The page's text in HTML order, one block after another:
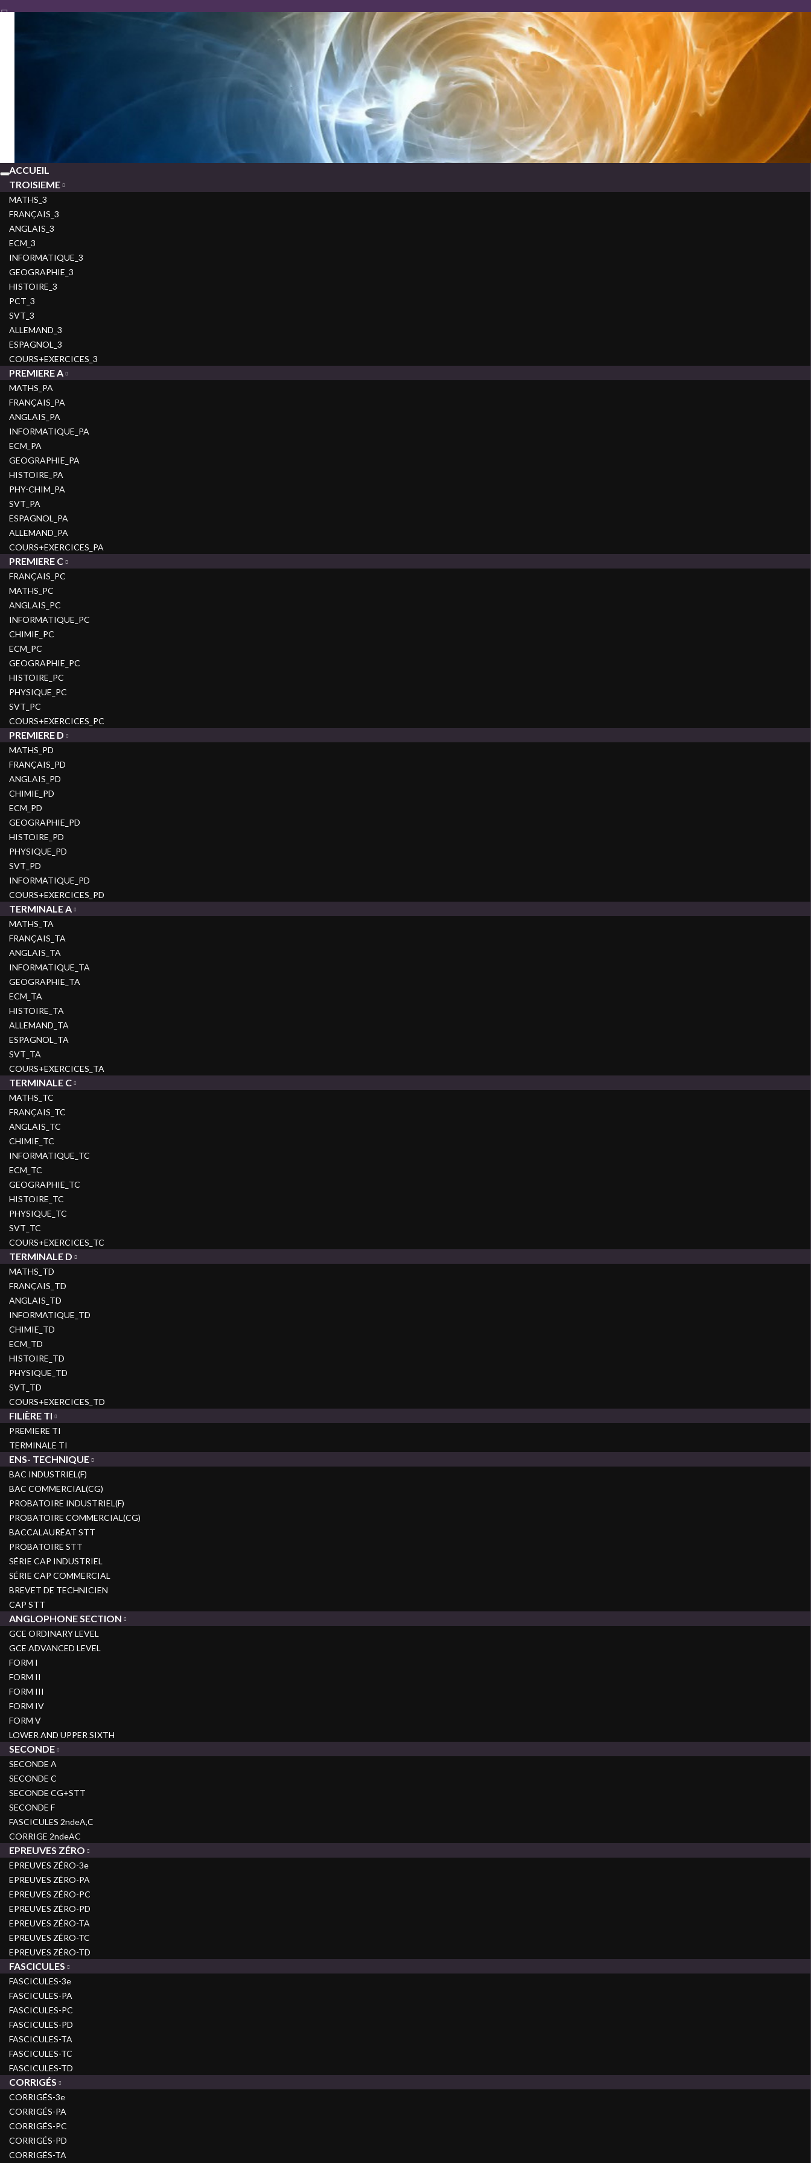
Toggle
navigation
SUJETEXA
SITEWEB D'EPREUVES POUR LYCEES ET COLLEGES D'ENSEIGNEMENT GENERAL DU CAMEROUN
ACCUEIL
TROISIEME
MATHS_3
FRANÇAIS_3
ANGLAIS_3
ECM_3
INFORMATIQUE_3
GEOGRAPHIE_3
HISTOIRE_3
PCT_3
SVT_3
ALLEMAND_3
ESPAGNOL_3
COURS+EXERCICES_3
PREMIERE A
MATHS_PA
FRANÇAIS_PA
ANGLAIS_PA
INFORMATIQUE_PA
ECM_PA
GEOGRAPHIE_PA
HISTOIRE_PA
PHY-CHIM_PA
SVT_PA
ESPAGNOL_PA
ALLEMAND_PA
COURS+EXERCICES_PA
PREMIERE C
FRANÇAIS_PC
MATHS_PC
ANGLAIS_PC
INFORMATIQUE_PC
CHIMIE_PC
ECM_PC
GEOGRAPHIE_PC
HISTOIRE_PC
PHYSIQUE_PC
SVT_PC
COURS+EXERCICES_PC
PREMIERE D
MATHS_PD
FRANÇAIS_PD
ANGLAIS_PD
CHIMIE_PD
ECM_PD
GEOGRAPHIE_PD
HISTOIRE_PD
PHYSIQUE_PD
SVT_PD
INFORMATIQUE_PD
COURS+EXERCICES_PD
TERMINALE A
MATHS_TA
FRANÇAIS_TA
ANGLAIS_TA
INFORMATIQUE_TA
GEOGRAPHIE_TA
ECM_TA
HISTOIRE_TA
ALLEMAND_TA
ESPAGNOL_TA
SVT_TA
COURS+EXERCICES_TA
TERMINALE C
MATHS_TC
FRANÇAIS_TC
ANGLAIS_TC
CHIMIE_TC
INFORMATIQUE_TC
ECM_TC
GEOGRAPHIE_TC
HISTOIRE_TC
PHYSIQUE_TC
SVT_TC
COURS+EXERCICES_TC
TERMINALE D
MATHS_TD
FRANÇAIS_TD
ANGLAIS_TD
INFORMATIQUE_TD
CHIMIE_TD
ECM_TD
HISTOIRE_TD
PHYSIQUE_TD
SVT_TD
COURS+EXERCICES_TD
FILIÈRE TI
PREMIERE TI
TERMINALE TI
ENS- TECHNIQUE
BAC INDUSTRIEL(F)
BAC COMMERCIAL(CG)
PROBATOIRE INDUSTRIEL(F)
PROBATOIRE COMMERCIAL(CG)
BACCALAURÉAT STT
PROBATOIRE STT
SÉRIE CAP INDUSTRIEL
SÉRIE CAP COMMERCIAL
BREVET DE TECHNICIEN
CAP STT
ANGLOPHONE SECTION
GCE ORDINARY LEVEL
GCE ADVANCED LEVEL
FORM I
FORM II
FORM III
FORM IV
FORM V
LOWER AND UPPER SIXTH
SECONDE
SECONDE A
SECONDE C
SECONDE CG+STT
SECONDE F
FASCICULES 2ndeA,C
CORRIGE 2ndeAC
EPREUVES ZÉRO
EPREUVES ZÉRO-3e
EPREUVES ZÉRO-PA
EPREUVES ZÉRO-PC
EPREUVES ZÉRO-PD
EPREUVES ZÉRO-TA
EPREUVES ZÉRO-TC
EPREUVES ZÉRO-TD
FASCICULES
FASCICULES-3e
FASCICULES-PA
FASCICULES-PC
FASCICULES-PD
FASCICULES-TA
FASCICULES-TC
FASCICULES-TD
CORRIGÉS
CORRIGÉS-3e
CORRIGÉS-PA
CORRIGÉS-PC
CORRIGÉS-PD
CORRIGÉS-TA